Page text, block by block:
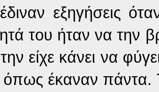
εξηγήσεις
του ήταν να την
είχε κάνει να
έκαναν πάντα.